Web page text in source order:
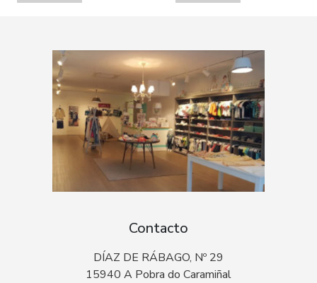
Contacto
DÍAZ DE RÁBAGO, Nº 29
15940 A Pobra do Caramiñal